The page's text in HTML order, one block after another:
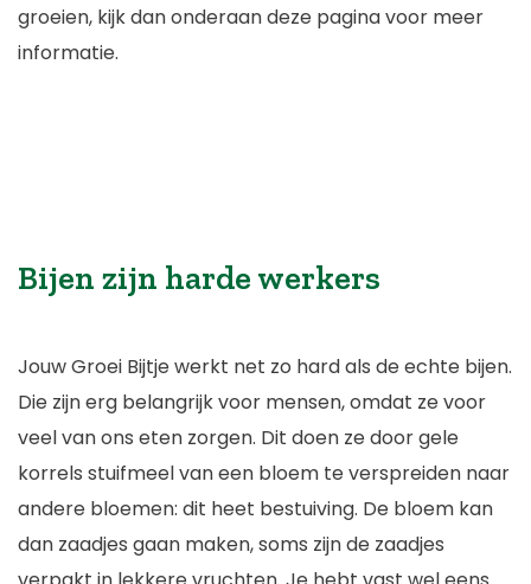
groeien, kijk dan onderaan deze pagina voor meer
informatie.
Bijen zijn harde werkers
Jouw Groei Bijtje werkt net zo hard als de echte bijen.
Die zijn erg belangrijk voor mensen, omdat ze voor
veel van ons eten zorgen. Dit doen ze door gele
korrels stuifmeel van een bloem te verspreiden naar
andere bloemen: dit heet bestuiving. De bloem kan
dan zaadjes gaan maken, soms zijn de zaadjes